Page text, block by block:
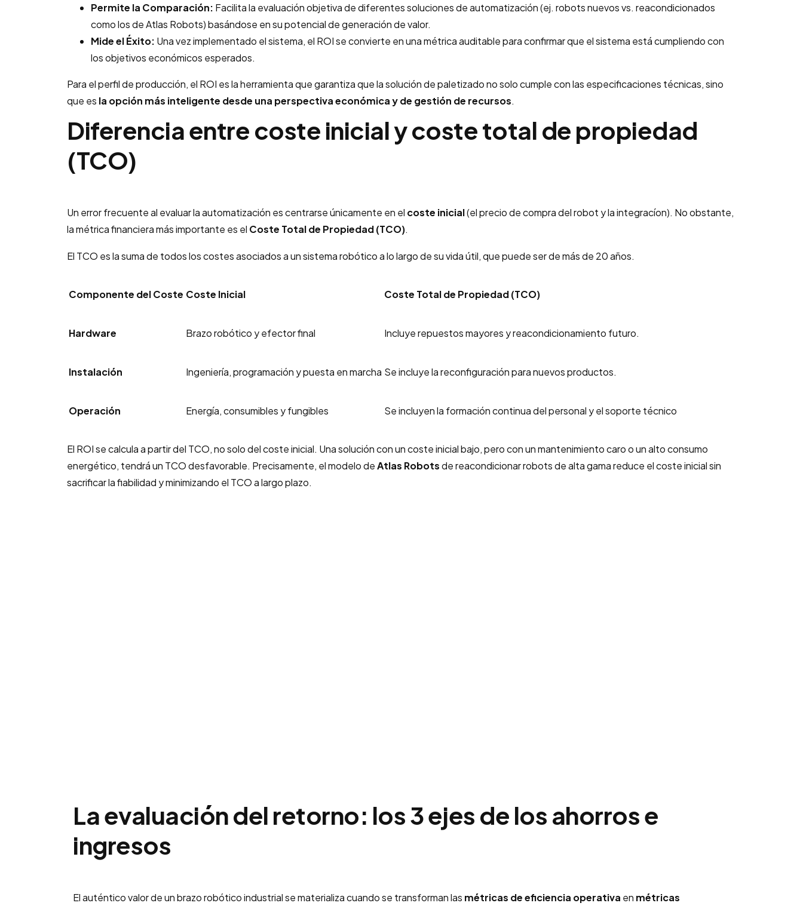
Permite la Comparación: Facilita la evaluación objetiva de diferentes soluciones de automatización (ej. robots nuevos vs. reacondicionados
como los de Atlas Robots) basándose en su potencial de generación de valor.
Mide el Éxito: Una vez implementado el sistema, el ROI se convierte en una métrica auditable para confirmar que el sistema está cumpliendo con
los objetivos económicos esperados.
Para el perfil de producción, el ROI es la herramienta que garantiza que la solución de paletizado no solo cumple con las especificaciones técnicas, sino
que es la opción más inteligente desde una perspectiva económica y de gestión de recursos.
Diferencia entre coste inicial y coste total de propiedad
(TCO)
Un error frecuente al evaluar la automatización es centrarse únicamente en el coste inicial(el precio de compra del robot y la integracíon). No obstante,
la métrica financiera más importante es el Coste Total de Propiedad (TCO).
El TCO es la suma de todos los costes asociados a un sistema robótico a lo largo de su vida útil, que puede ser de más de 20 años.
Componente del Coste Coste Inicial Coste Total de Propiedad (TCO)
Hardware Brazo robótico y efector final Incluye repuestos mayores y reacondicionamiento futuro.
Instalación Ingeniería, programación y puesta en marcha Se incluye la reconfiguración para nuevos productos.
Operación Energía, consumibles y fungibles Se incluyen la formación continua del personal y el soporte técnico
El ROI se calcula a partir del TCO, no solo del coste inicial. Una solución con un coste inicial bajo, pero con un mantenimiento caro o un alto consumo
energético, tendrá un TCO desfavorable. Precisamente, el modelo deAtlas Robotsde reacondicionar robots de alta gama reduce el coste inicial sin
sacrificar la fiabilidad y minimizando el TCO a largo plazo.
La evaluación del retorno: los 3 ejes de los ahorros e
ingresos
El auténtico valor de un brazo robótico industrial se materializa cuando se transforman las métricas de eficiencia operativa en métricas